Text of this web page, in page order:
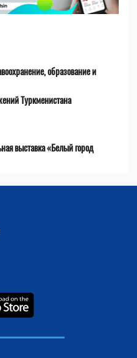
образование и
Туркменистана
выставка «Белый город